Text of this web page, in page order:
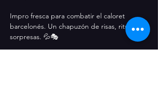
Impro fresca para combatir el caloret
barcelonés. Un chapuzón de risas, ritmo y
sorpresas. 💦🎭